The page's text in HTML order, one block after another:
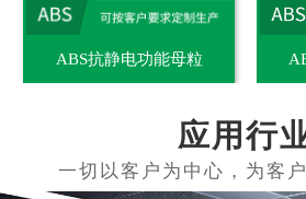
ABS抗静电功能母粒
应用行